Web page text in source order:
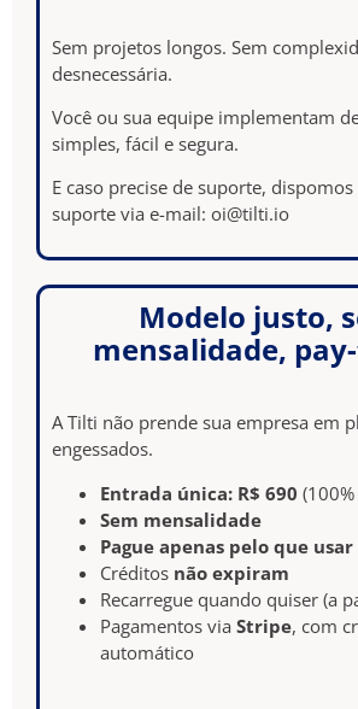
Sem projetos longos. Sem
desnecessária.
Você ou sua equipe implementam
simples, fácil e segura.
E caso precise de suporte,
suporte via e-mail: oi@tilti.io
Modelo justo,
mensalidade,
A Tilti não prende sua empresa em
engessados.
Entrada única: R$ 690
Sem mensalidade
Pague apenas pelo que usar
Créditos não expiram
Recarregue quando quiser (a
Pagamentos via Stripe, com
automático